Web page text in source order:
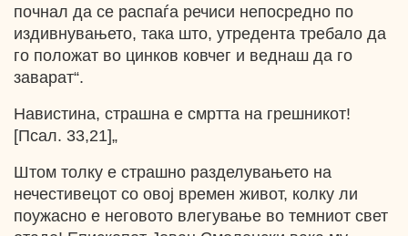
почнал да се распаѓа речиси непосредно по
издивнувањето, така што, утредента требало да
го положат во цинков ковчег и веднаш да го
заварат“.
Навистина, страшна е смртта на грешникот!
[Псал. 33,21]„
Штом толку е страшно разделувањето на
нечестивецот со овој времен живот, колку ли
поужасно е неговото влегување во темниот свет